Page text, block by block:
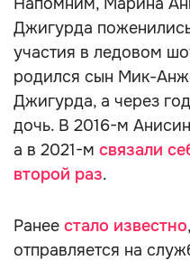
Джигурда
участия в ледовом
родился сын Мик-
Джигурда, а через
дочь. В 2016-м
а в 2021-м связали
второй раз.
Ранее стало известно
отправляется на